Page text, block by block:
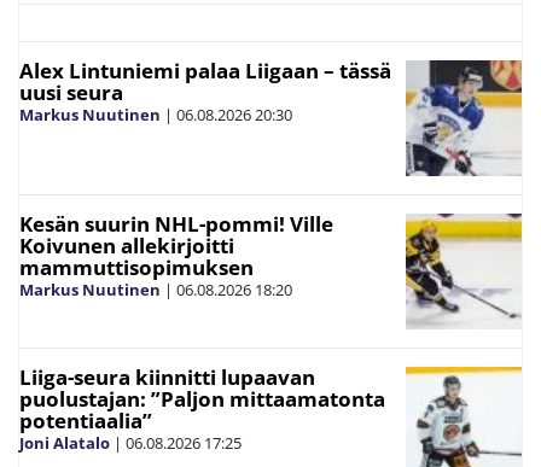
Alex Lintuniemi palaa Liigaan – tässä
uusi seura
Markus Nuutinen | 06.08.202620:30
Kesän suurin NHL-pommi! Ville
Koivunen allekirjoitti
mammuttisopimuksen
Markus Nuutinen | 06.08.2026 18:20
Liiga-seura kiinnitti lupaavan
puolustajan: ”Paljon mittaamatonta
potentiaalia”
Joni Alatalo | 06.08.2026 17:25